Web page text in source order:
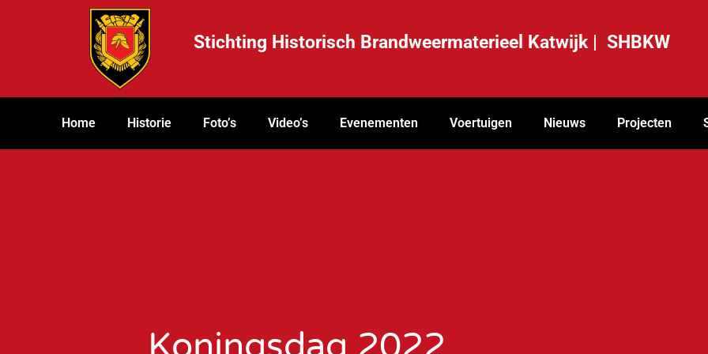
Stichting Historisch Brandweermaterieel Katwijk | SHBKW
Home Historie Foto’s Video’s Evenementen Voertuigen Nieuws Projecten